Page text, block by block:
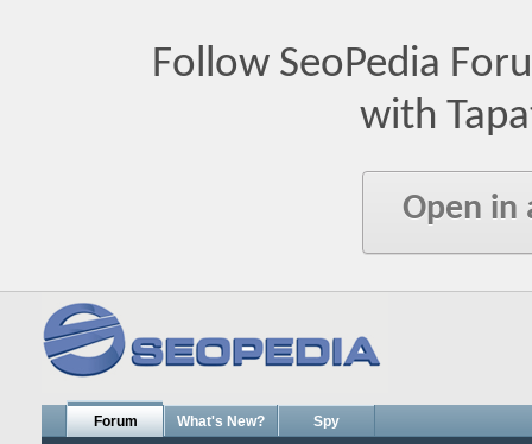
Follow SeoPedia
with
Open in
Forum What's New? Spy